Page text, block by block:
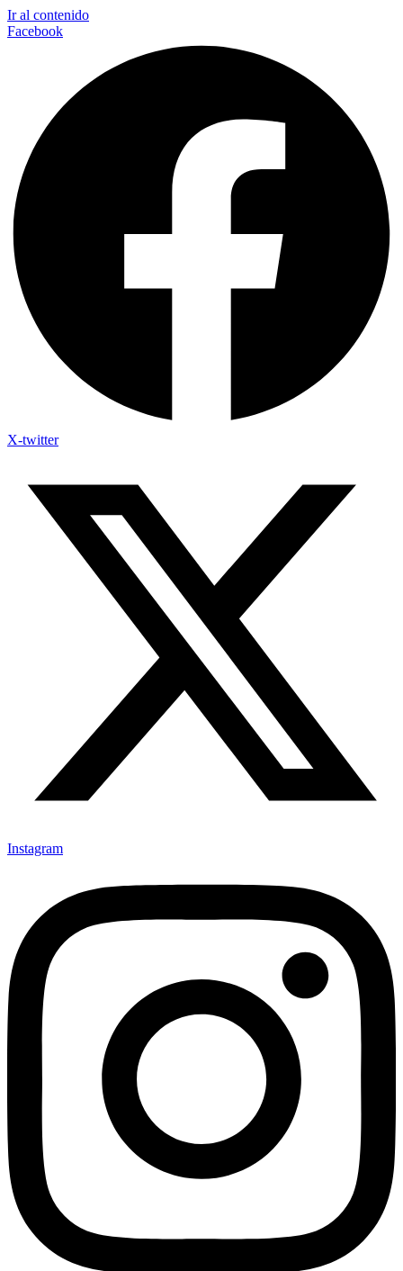
Ir al contenido
Facebook
X-twitter
Instagram